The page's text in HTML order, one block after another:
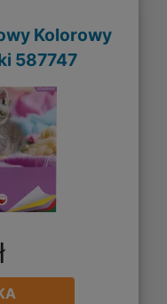
Kolorowy
587747